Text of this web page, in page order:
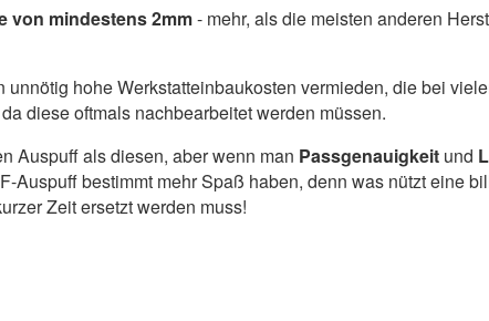
von mindestens 2mm- mehr, als die meisten anderen
unnötig hohe Werkstatteinbaukosten vermieden, die bei
diese oftmals nachbearbeitet werden müssen.
Auspuff als diesen, aber wenn man Passgenauigkeit und
Auspuff bestimmt mehr Spaß haben, denn was nützt eine
Zeit ersetzt werden muss!